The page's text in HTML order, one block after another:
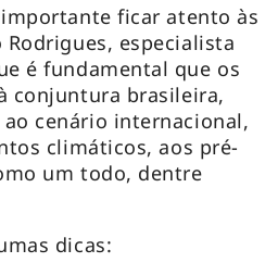
ficar atento às
Rodrigues, especialista
é fundamental que os
conjuntura brasileira,
cenário internacional,
climáticos, aos pré-
um todo, dentre
dicas: